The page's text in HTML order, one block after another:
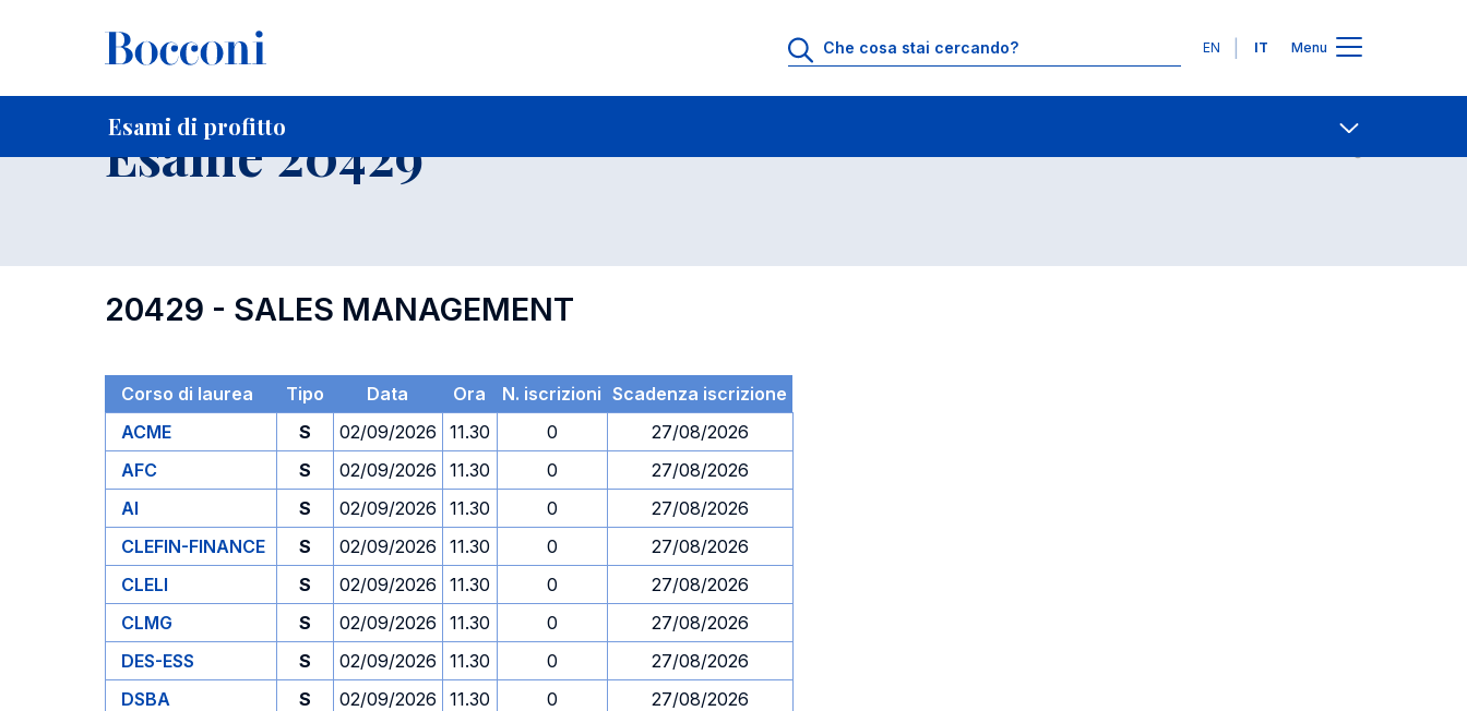
Lingue
EN IT Menu
Esami di profitto
Home Per studenti iscritti Contatti
Esame 20429
20429 - SALES MANAGEMENT
Corso di laurea Tipo Data Ora N. iscrizioni Scadenza iscrizione
ACME
S 02/09/2026 11.30 0
27/08/2026
AFC
S 02/09/2026 11.30 0
27/08/2026
AI
S 02/09/2026 11.30 0
27/08/2026
CLEFIN-FINANCE
S 02/09/2026 11.30 0
27/08/2026
CLELI
S 02/09/2026 11.30 0
27/08/2026
CLMG
S 02/09/2026 11.30 0
27/08/2026
DES-ESS
S 02/09/2026 11.30 0
27/08/2026
DSBA
S 02/09/2026 11.30 0
27/08/2026